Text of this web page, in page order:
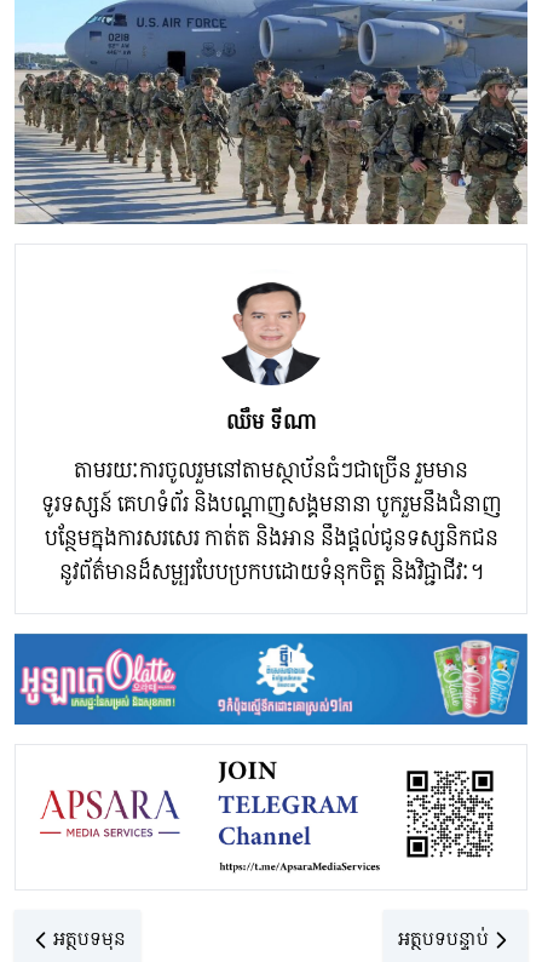
ឈឹម​ ទីណា​
តាមរយៈការចូលរួមនៅតាមស្ថាប័នធំៗជាច្រើន រួមមាន
ទូរទស្សន៍ គេហទំព័រ និងបណ្តាញសង្គមនានា បូករួមនឹងជំនាញ
បន្ថែមក្នុងការសរសេរ កាត់ត និងអាន នឹងផ្ដល់ជូនទស្សនិកជន
នូវព័ត៌មានដ៏សម្បូរបែបប្រកបដោយទំនុកចិត្ត និងវិជ្ជាជីវៈ។
អត្ថបទមុន អត្ថបទបន្ទាប់